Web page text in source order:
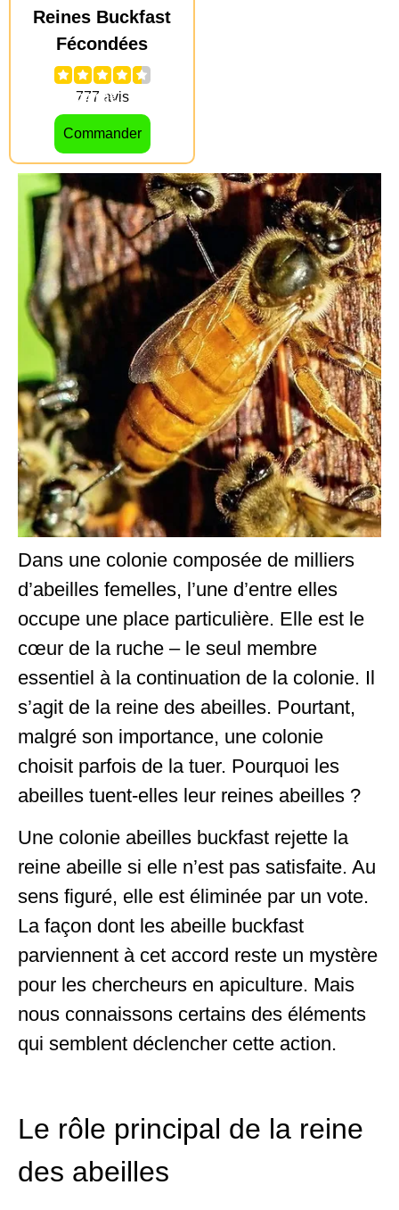
Reines Buckfast
Fécondées
24.90€–
Commander
Dans une colonie composée de milliers
d’abeilles femelles, l’une d’entre elles
occupe une place particulière. Elle est le
cœur de la ruche – le seul membre
essentiel à la continuation de la colonie. Il
s’agit de la reine des abeilles. Pourtant,
malgré son importance, une colonie
choisit parfois de la tuer. Pourquoi les
abeilles tuent-elles leur reines abeilles ?
Une colonie abeilles buckfast rejette la
reine abeille si elle n’est pas satisfaite. Au
sens figuré, elle est éliminée par un vote.
La façon dont les abeille buckfast
parviennent à cet accord reste un mystère
pour les chercheurs en apiculture. Mais
nous connaissons certains des éléments
qui semblent déclencher cette action.
Le rôle principal de la reine
des abeilles